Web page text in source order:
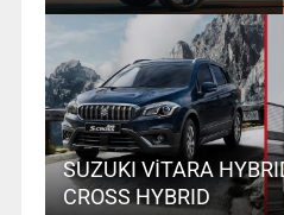
SUZUKI VİTARA
CROSS HYBRID